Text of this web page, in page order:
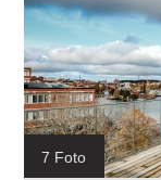
7 Foto